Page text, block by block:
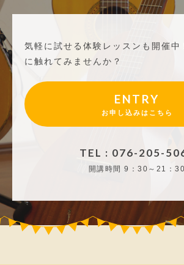
気軽に試せる体験レッスンも開催中
に触れてみませんか？
ENTRY
お申し込みはこちら
TEL : 076-205-
開講時間 9：30～21：30